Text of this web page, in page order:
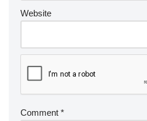
Website
Comment *